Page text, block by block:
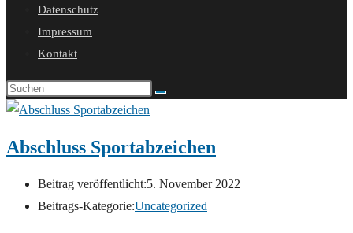
Datenschutz
Impressum
Kontakt
Abschluss Sportabzeichen
Beitrag veröffentlicht:5. November 2022
Beitrags-Kategorie:Uncategorized